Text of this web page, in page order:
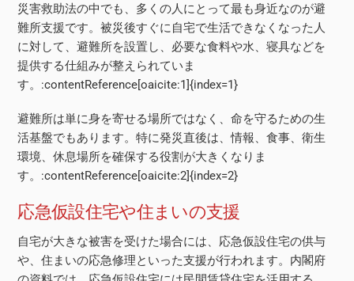
災害救助法の中でも、多くの人にとって最も身近なのが避
難所支援です。被災後すぐに自宅で生活できなくなった人
に対して、避難所を設置し、必要な食料や水、寝具などを
提供する仕組みが整えられていま
す。:contentReference[oaicite:1]{index=1}
避難所は単に身を寄せる場所ではなく、命を守るための生
活基盤でもあります。特に発災直後は、情報、食事、衛生
環境、休息場所を確保する役割が大きくなりま
す。:contentReference[oaicite:2]{index=2}
応急仮設住宅や住まいの支援
自宅が大きな被害を受けた場合には、応急仮設住宅の供与
や、住まいの応急修理といった支援が行われます。内閣府